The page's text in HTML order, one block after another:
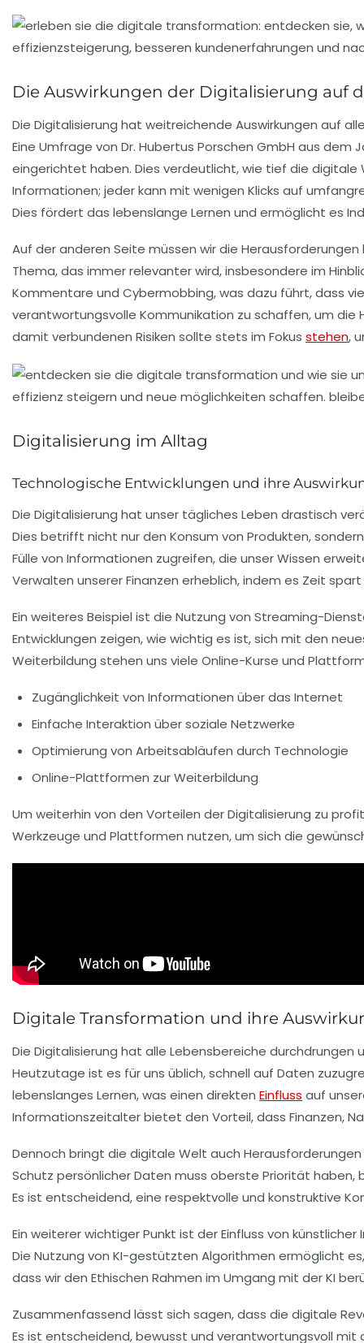
Die Auswirkungen der Digitalisierung auf
Die Digitalisierung hat weitreichende Auswirkungen auf
Eine Umfrage von Dr. Hubertus Porschen GmbH aus
eingerichtet haben. Dies verdeutlicht, wie tief die digitale
Informationen; jeder kann mit wenigen Klicks auf
Dies fördert das lebenslange Lernen und ermöglicht es
Auf der anderen Seite müssen wir die Herausforderungen
Thema, das immer relevanter wird, insbesondere im
Kommentare und Cybermobbing, was dazu führt, dass
verantwortungsvolle Kommunikation zu schaffen, um die
damit verbundenen Risiken sollte stets im Fokus stehen,
Digitalisierung im Alltag
Technologische Entwicklungen und ihre
Die Digitalisierung hat unser tägliches Leben drastisch
Dies betrifft nicht nur den Konsum von Produkten,
Fülle von Informationen zugreifen, die unser Wissen
Verwalten unserer Finanzen erheblich, indem es Zeit
Ein weiteres Beispiel ist die Nutzung von Streaming-
Entwicklungen zeigen, wie wichtig es ist, sich mit den
Weiterbildung stehen uns viele Online-Kurse und
Zugänglichkeit von Informationen über das Internet
Einfache Interaktion über soziale Netzwerke
Optimierung von Arbeitsabläufen durch Technologie
Online-Plattformen zur Weiterbildung
Um weiterhin von den Vorteilen derDigitalisierung zu
Werkzeuge und Plattformen nutzen, um sich die
Digitale Transformation und ihre
Die Digitalisierung hat alle Lebensbereiche durchdrungen
Heutzutage ist es für uns üblich, schnell auf Daten
lebenslanges Lernen, was einen direkten Einfluss auf
Informationszeitalter bietet den Vorteil, dass Finanzen,
Dennoch bringt die digitale Welt auch
Schutz persönlicher Daten muss oberste Priorität haben,
Es ist entscheidend, eine respektvolle und konstruktive
Ein weiterer wichtiger Punkt ist der Einfluss von künstlicher
Die Nutzung von KI-gestützten Algorithmen ermöglicht
dass wir den Ethischen Rahmen im Umgang mit der KI
Zusammenfassend lässt sich sagen, dass die digitale
Es ist entscheidend, bewusst und verantwortungsvoll